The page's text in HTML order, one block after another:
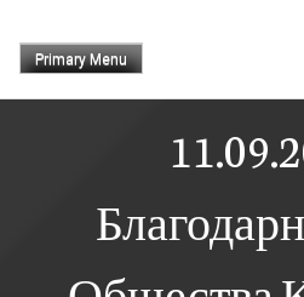
Primary Menu